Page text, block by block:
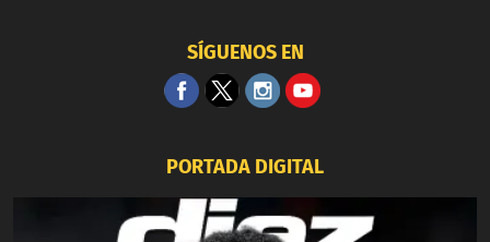
SÍGUENOS EN
PORTADA DIGITAL